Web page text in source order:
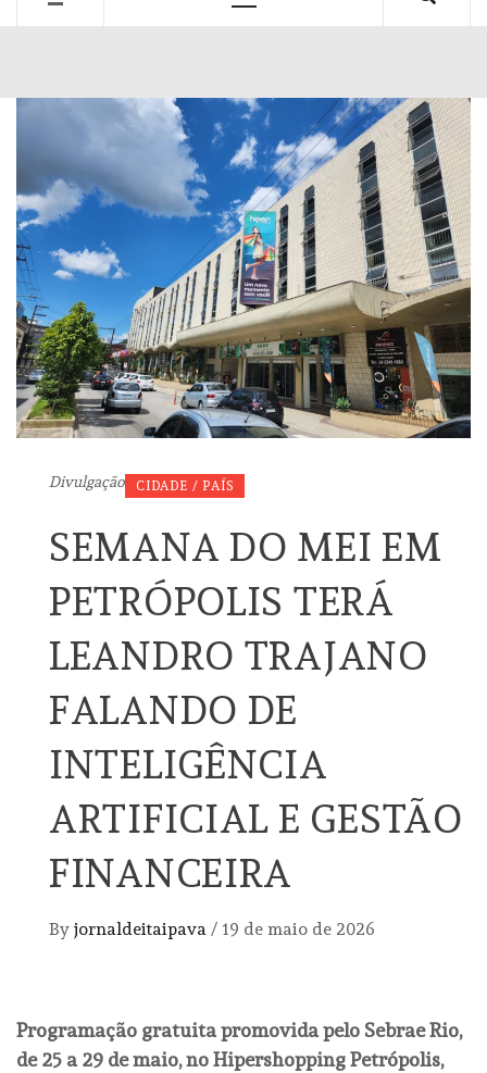
Divulgação CIDADE / PAÍS
SEMANA DO MEI EM
PETRÓPOLIS TERÁ
LEANDRO TRAJANO
FALANDO DE
INTELIGÊNCIA
ARTIFICIAL E GESTÃO
FINANCEIRA
By jornaldeitaipava / 19 de maio de 2026
Programação gratuita promovida pelo Sebrae Rio,
de 25 a 29 de maio, no Hipershopping Petrópolis,